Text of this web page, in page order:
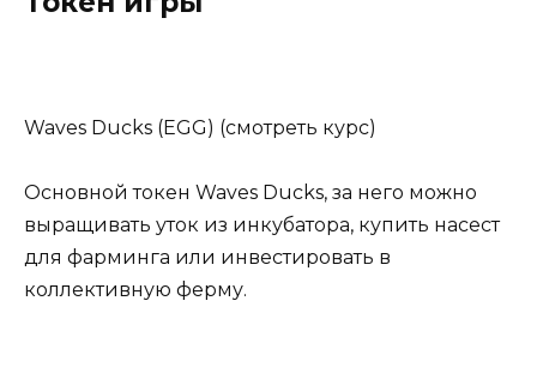
Waves Ducks (EGG) (смотреть курс)
Основной токен Waves Ducks, за него можно
выращивать уток из инкубатора, купить насест
для фарминга или инвестировать в
коллективную ферму.